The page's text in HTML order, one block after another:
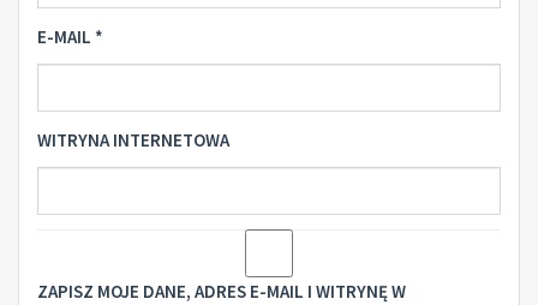
E-MAIL *
WITRYNA INTERNETOWA
ZAPISZ MOJE DANE, ADRES E-MAIL I WITRYNĘ W